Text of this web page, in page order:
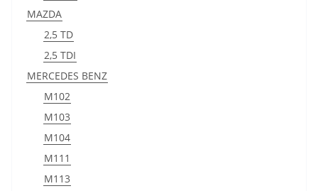
MAZDA
2,5 TD
2,5 TDI
MERCEDES BENZ
M102
M103
M104
M111
M113